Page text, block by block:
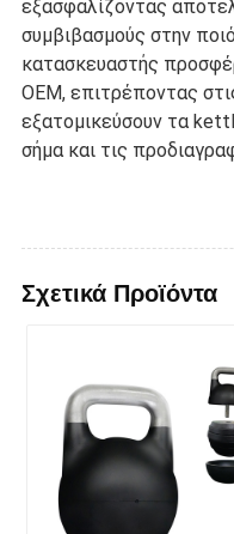
εξασφαλίζοντας
συμβιβασμούς στην
κατασκευαστής
OEM, επιτρέποντας
εξατομικεύσουν τα
σήμα και τις
Σχετικά Προϊόντα